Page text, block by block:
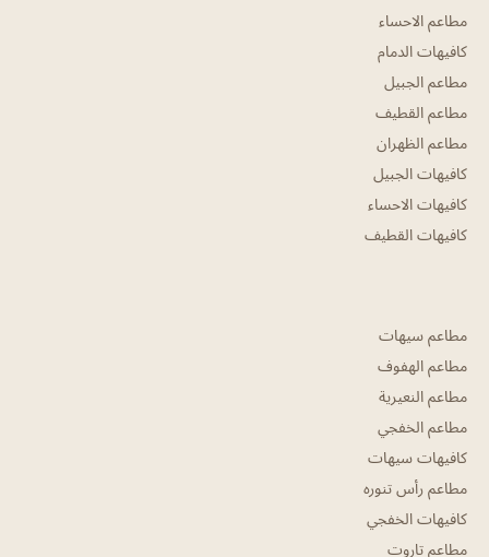
مطاعم الاحساء
كافيهات الدمام
مطاعم الجبيل
مطاعم القطيف
مطاعم الظهران
كافيهات الجبيل
كافيهات الاحساء
كافيهات القطيف
مطاعم سيهات
مطاعم الهفوف
مطاعم النعيرية
مطاعم الخفجي
كافيهات سيهات
مطاعم رأس تنوره
كافيهات الخفجي
مطاعم تاروت